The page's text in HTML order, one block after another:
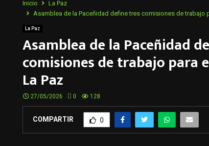
Inicio
La Paz
Asamblea de la Paceñidad define tres comisiones de trabajo
La Paz
Asamblea de la Paceñidad
comisiones de trabajo para
La Paz
27/05/2026 0 128
COMPARTIR 0